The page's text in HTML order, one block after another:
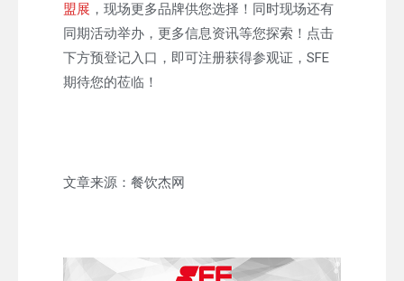
盟展 ，现场更多品牌供您选择！同时现场还有
同期活动举办，更多信息资讯等您探索！点击
下方预登记入口，即可注册获得参观证，SFE
期待您的莅临！
文章来源：餐饮杰网